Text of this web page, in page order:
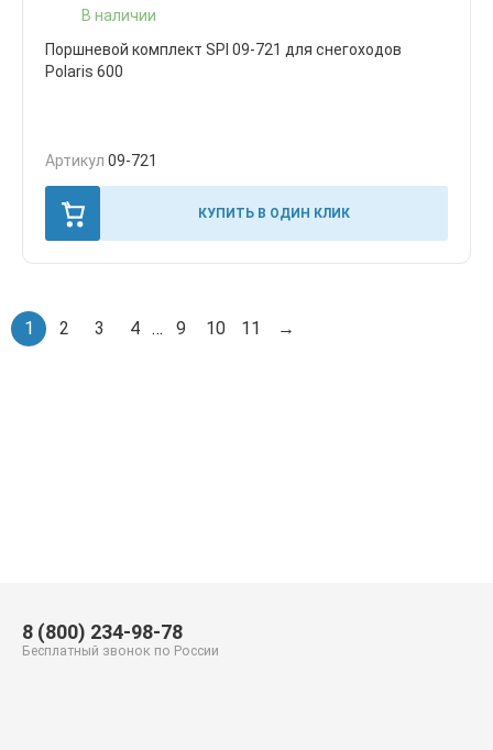
В наличии
Поршневой комплект SPI 09-721 для снегоходов
Polaris 600
Артикул 09-721
КУПИТЬ В ОДИН КЛИК
1 2 3 4 … 9 10 11 →
8 (800) 234-98-78
Бесплатный звонок по России